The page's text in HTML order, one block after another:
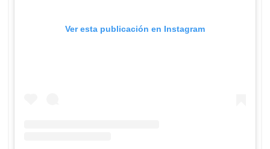
Ver esta publicación en Instagram